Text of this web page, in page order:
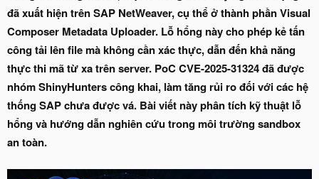
đã xuất hiện trên SAP NetWeaver, cụ thể ở thành phần Visual
Composer Metadata Uploader. Lỗ hổng này cho phép kẻ tấn
công tải lên file mà không cần xác thực, dẫn đến khả năng
thực thi mã từ xa trên server. PoC CVE-2025-31324 đã được
nhóm ShinyHunters công khai, làm tăng rủi ro đối với các hệ
thống SAP chưa được vá. Bài viết này phân tích kỹ thuật lỗ
hổng và hướng dẫn nghiên cứu trong môi trường sandbox
an toàn.